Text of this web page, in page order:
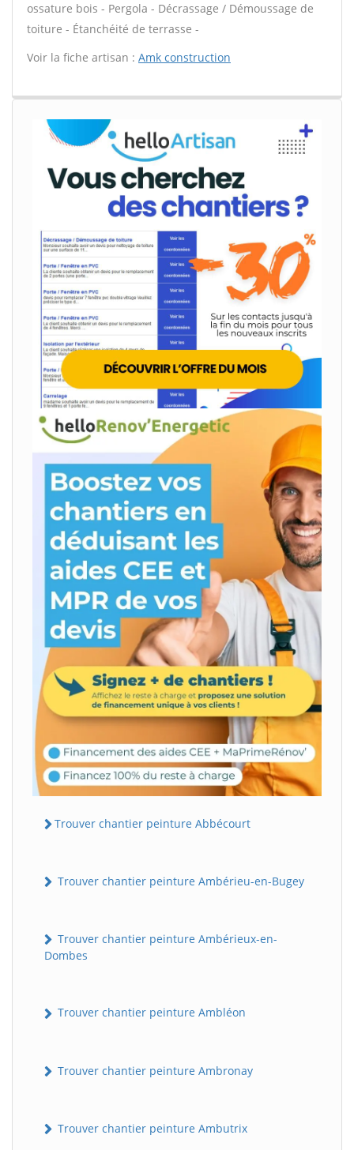
ossature bois - Pergola - Décrassage / Démoussage de
toiture - Étanchéité de terrasse -
Voir la fiche artisan : Amk construction
Trouver chantier peinture Abbécourt
Trouver chantier peinture Ambérieu-en-Bugey
Trouver chantier peinture Ambérieux-en-
Dombes
Trouver chantier peinture Ambléon
Trouver chantier peinture Ambronay
Trouver chantier peinture Ambutrix